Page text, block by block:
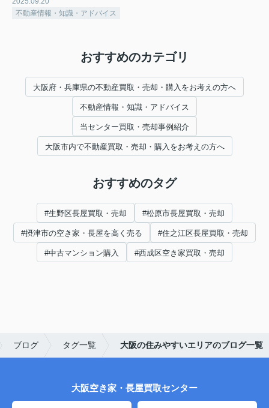
不動産情報・知識・アドバイス
おすすめのカテゴリ
大阪府・兵庫県の不動産買取・売却・購入をお考えの方へ
不動産情報・知識・アドバイス
当センター買取・売却事例紹介
大阪市内で不動産買取・売却・購入をお考えの方へ
おすすめのタグ
#生野区長屋買取・売却 #松原市長屋買取・売却
#摂津市の空き家・長屋を高く売る #住之江区長屋買取・売却
#中古マンション購入 #西成区空き家買取・売却
ブログ タグ一覧 大阪の住みやすいエリアのブログ一覧
大阪空き家・長屋買取センター